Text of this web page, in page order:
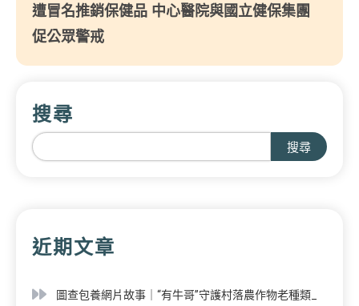
遭冒名推銷保健品 中心醫院與國立健保集團
促公眾警戒
搜尋
搜尋
近期文章
圖查包養網片故事｜“有牛哥”守護村落農作物老種類_